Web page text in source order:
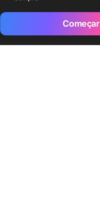
Começar